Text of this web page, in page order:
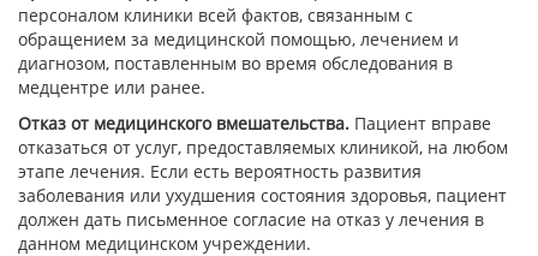
персоналом клиники всей фактов, связанным с
обращением за медицинской помощью, лечением и
диагнозом, поставленным во время обследования в
медцентре или ранее.
Отказ от медицинского вмешательства. Пациент вправе
отказаться от услуг, предоставляемых клиникой, на любом
этапе лечения. Если есть вероятность развития
заболевания или ухудшения состояния здоровья, пациент
должен дать письменное согласие на отказ у лечения в
данном медицинском учреждении.